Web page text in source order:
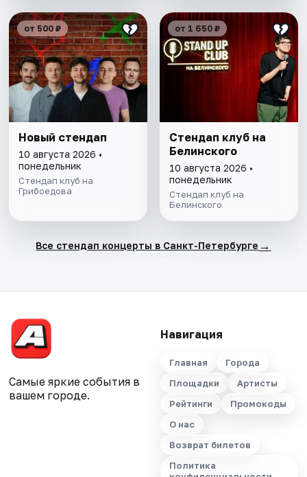
от 500 ₽
Новый стендап
10 августа 2026 •
понедельник
Стендап клуб на
Грибоедова
от 1 650 ₽
Стендап клуб на
Белинского
10 августа 2026 •
понедельник
Стендап клуб на
Белинского
Все стендап концерты в Санкт-Петербурге →
Самые яркие события в
вашем городе.
Навигация
Главная
Города
Площадки
Артисты
Рейтинги
Промокоды
О нас
Возврат билетов
Политика